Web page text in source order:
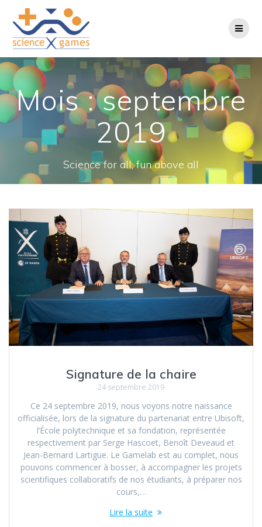
Mois :septembre
2019
Science for all, fun above all
Signature de la chaire
24 septembre 2019
Ce 24 septembre 2019, nous voyons notre naissance
officialisée, lors de la signature du partenariat entre Ubisoft,
l’École polytechnique et sa fondation, représentée
respectivement par Serge Hascoet, Benoît Deveaud et
Jean-Bernard Lartigue. Le Gamelab est au complet, nous
pouvons commencer à bosser, à accompagner les projets
scientifiques collaboratifs de nos étudiants, à préparer nos
cours,…
Lire la suite